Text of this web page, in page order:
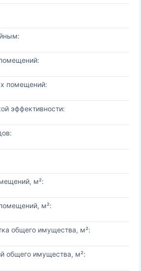
помещений:
эффективности:
м²:
м²:
общего имущества, м²:
общего имущества, м²: